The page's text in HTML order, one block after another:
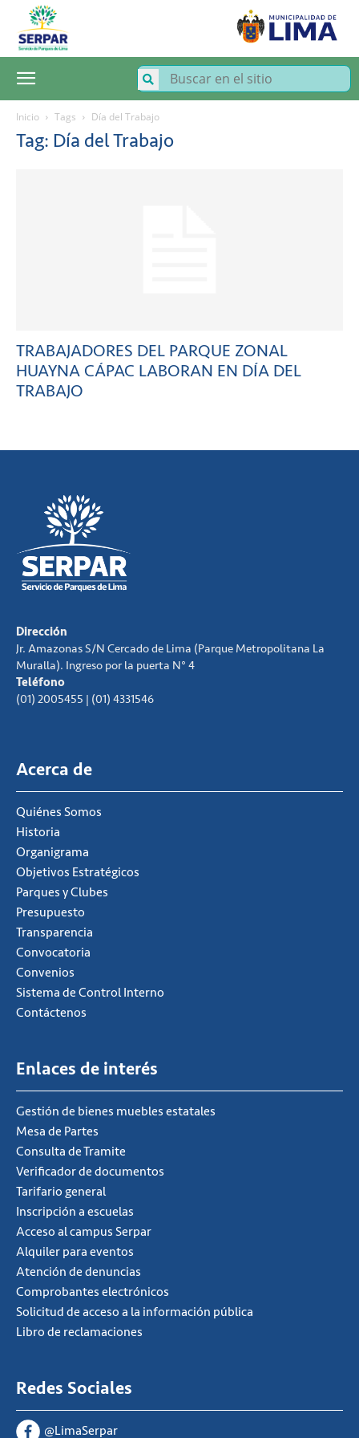
SERPAR
Servicio
de
Parques
Inicio Tags Día del Trabajo
Tag: Día del Trabajo
TRABAJADORES DEL PARQUE ZONAL
HUAYNA CÁPAC LABORAN EN DÍA DEL
TRABAJO
Dirección
Jr. Amazonas S/N Cercado de Lima (Parque Metropolitana La
Muralla). Ingreso por la puerta N° 4
Teléfono
(01) 2005455 | (01) 4331546
Acerca de
Quiénes Somos
Historia
Organigrama
Objetivos Estratégicos
Parques y Clubes
Presupuesto
Transparencia
Convocatoria
Convenios
Sistema de Control Interno
Contáctenos
Enlaces de interés
Gestión de bienes muebles estatales
Mesa de Partes
Consulta de Tramite
Verificador de documentos
Tarifario general
Inscripción a escuelas
Acceso al campus Serpar
Alquiler para eventos
Atención de denuncias
Comprobantes electrónicos
Solicitud de acceso a la información pública
Libro de reclamaciones
Redes Sociales
@LimaSerpar